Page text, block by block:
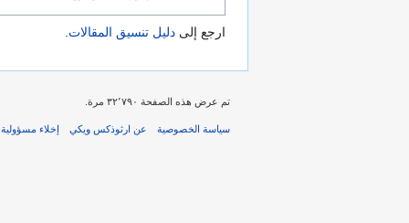
ارجع إلى دليل تنسيق المقالات.
تم عرض هذه الصفحة ٣٢٬٧٩٠ مرة.
سياسة الخصوصية عن ارثوذكس ويكي إخلاء مسؤولية